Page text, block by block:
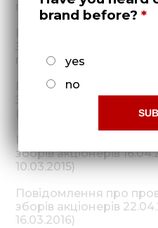
публікацій (Розміщено
публікацій (Розміщено
Повідомлення про
Загальне зборів
(Розміщено 07.03.2014)
Повідомлення про
зборів акціонерів
10.03.2015)
Повідомлення про
зборів акціонерів
16.03.2016)
brand before?
yes
no